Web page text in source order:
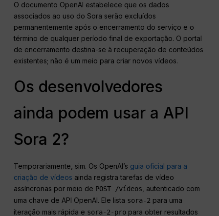
O documento OpenAI estabelece que os dados
associados ao uso do Sora serão excluídos
permanentemente após o encerramento do serviço e o
término de qualquer período final de exportação. O portal
de encerramento destina-se à recuperação de conteúdos
existentes; não é um meio para criar novos vídeos.
Os desenvolvedores
ainda podem usar a API
Sora 2?
Temporariamente, sim. Os OpenAI’s guia oficial para a
criação de vídeos ainda registra tarefas de vídeo
assíncronas por meio de POST /vídeos
, autenticado com
uma chave de API OpenAI. Ele lista sora-2 para uma
iteração mais rápida e sora-2-pro para obter resultados